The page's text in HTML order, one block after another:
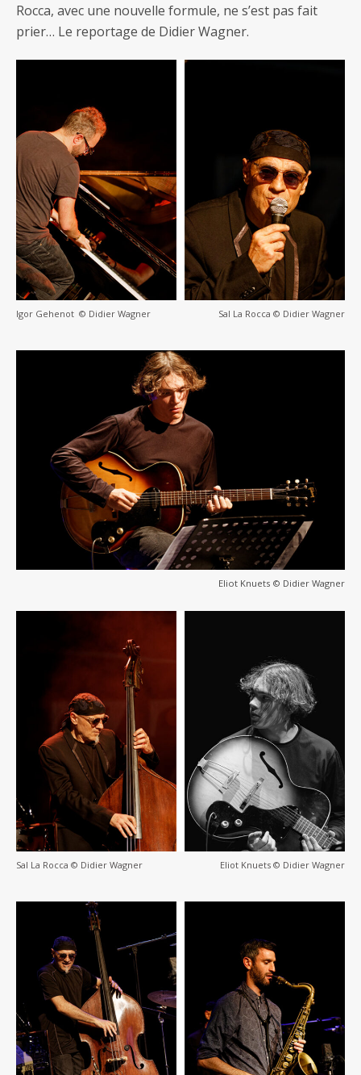
Rocca, avec une nouvelle formule, ne s’est pas fait
prier… Le reportage de Didier Wagner.
Igor Gehenot © Didier Wagner Sal La Rocca © Didier Wagner
Eliot Knuets © Didier Wagner
Sal La Rocca © Didier Wagner Eliot Knuets © Didier Wagner